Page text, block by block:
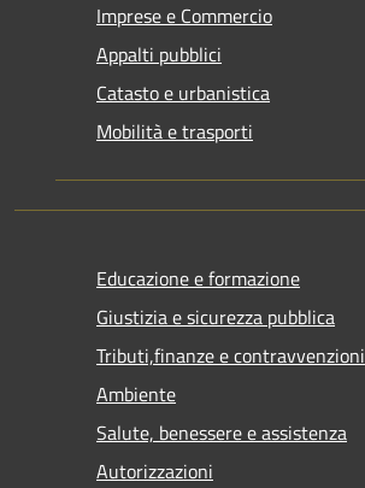
Imprese e Commercio
Appalti pubblici
Catasto e urbanistica
Mobilità e trasporti
Educazione e formazione
Giustizia e sicurezza pubblica
Tributi,finanze e contravvenzioni
Ambiente
Salute, benessere e assistenza
Autorizzazioni